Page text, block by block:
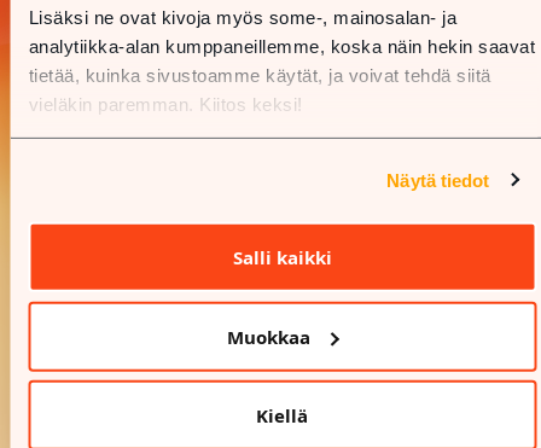
Lisäksi ne ovat kivoja myös some-, mainosalan- ja
analytiikka-alan kumppaneillemme, koska näin hekin saavat
tietää, kuinka sivustoamme käytät, ja voivat tehdä siitä
vieläkin paremman. Kiitos keksi!
Näytä tiedot
Salli kaikki
Muokkaa
Kiellä